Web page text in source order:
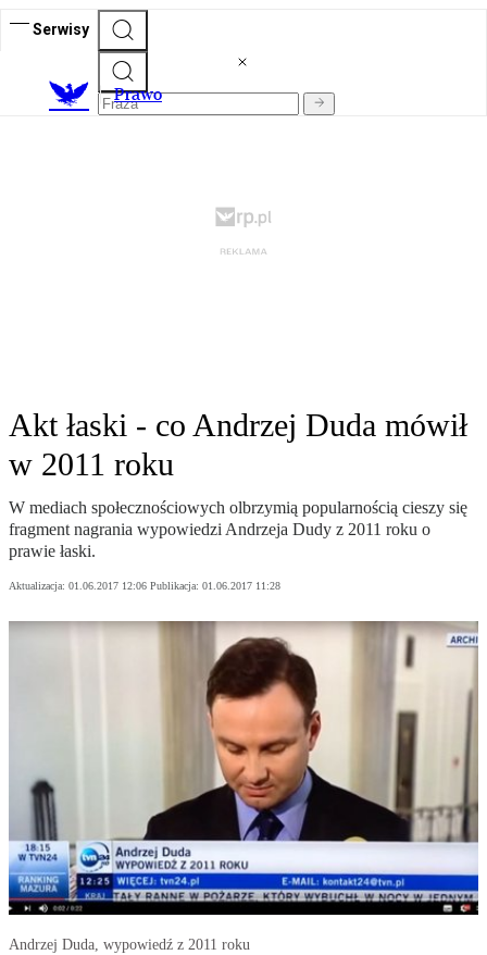
Serwisy
Prawo
Akt łaski - co Andrzej Duda mówił
w 2011 roku
W mediach społecznościowych olbrzymią popularnością cieszy się
fragment nagrania wypowiedzi Andrzeja Dudy z 2011 roku o
prawie łaski.
Aktualizacja: 01.06.2017 12:06 Publikacja: 01.06.2017 11:28
Andrzej Duda, wypowiedź z 2011 roku